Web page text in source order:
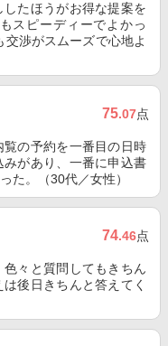
たほうがお得な提案を
スピーディーでよかっ
渉がスムーズで心地よ
75.07点
の予約を一番目の日時
があり、一番に申込書
た。（30代／女性）
74.46点
々と質問してもきちん
後日きちんと答えてく